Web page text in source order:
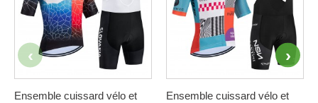
Ensemble cuissard vélo et
Ensemble cuissard vélo et